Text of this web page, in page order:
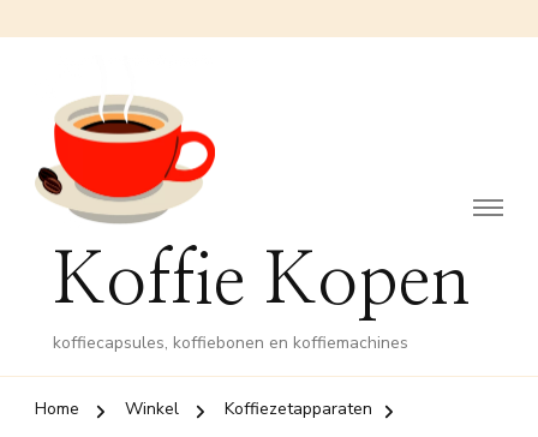
Koffie Kopen
koffiecapsules, koffiebonen en koffiemachines
Home Winkel
Koffiezetapparaten